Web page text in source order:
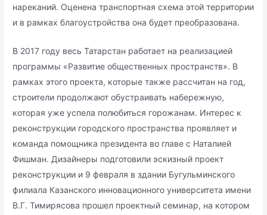
нареканий. Оценена транспортная схема этой территории
и в рамках благоустройства она будет преобразована.
В 2017 году весь Татарстан работает на реализацией
программы «Развитие общественных пространств». В
рамках этого проекта, которые также рассчитан на год,
строители продолжают обустраивать набережную,
которая уже успела полюбиться горожанам. Интерес к
реконструкции городского пространства проявляет и
команда помощника президента во главе с Наталией
Фишман. Дизайнеры подготовили эскизный проект
реконструкции и 9 февраля в здании Бугульминского
филиала Казанского инновационного университета имени
В.Г. Тимирясова прошел проектный семинар, на котором